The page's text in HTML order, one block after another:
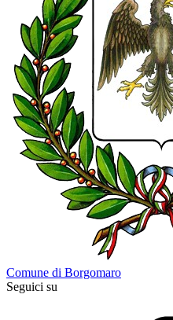
Comune di Borgomaro
Seguici su